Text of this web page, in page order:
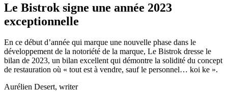
Le Bistrok signe une année 2023
exceptionnelle
En ce début d’année qui marque une nouvelle phase dans le
développement de la notoriété de la marque, Le Bistrok dresse le
bilan de 2023, un bilan excellent qui démontre la solidité du concept
de restauration où « tout est à vendre, sauf le personnel… koi ke ».
Aurélien Desert, writer